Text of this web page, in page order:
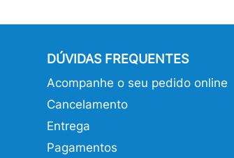
DÚVIDAS FREQUENTES
Acompanhe o seu pedido online
Cancelamento
Entrega
Pagamentos